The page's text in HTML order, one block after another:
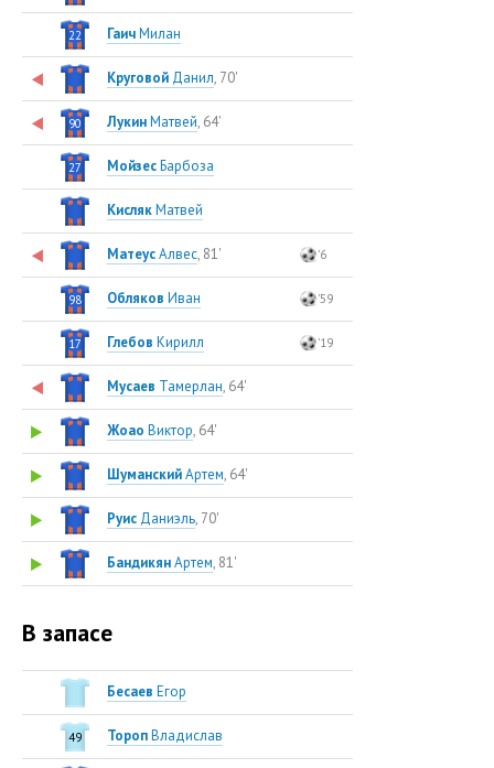
22 ГаичМилан
Круговой Данил, 70'
90 ЛукинМатвей, 64'
27 МойзесБарбоза
КислякМатвей
МатеусАлвес, 81' '6
98 Обляков Иван '59
17 Глебов Кирилл '19
Мусаев Тамерлан, 64'
Жоао Виктор, 64'
ШуманскийАртем, 64'
Руис Даниэль, 70'
БандикянАртем, 81'
В запасе
Бесаев Егор
49 ТоропВладислав